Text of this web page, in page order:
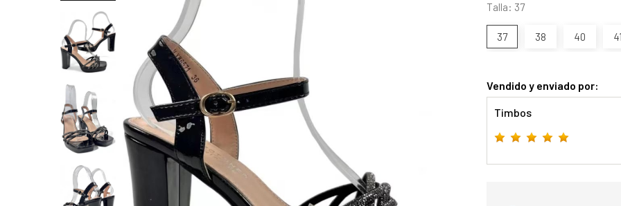
Talla: 37
37 38 40 41
Vendido y enviado por:
Timbos